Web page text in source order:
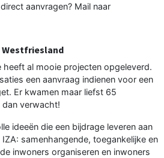
aanvragen? Mail naar
Westfriesland
heeft al mooie projecten opgeleverd.
een aanvraag indienen voor een
Er kwamen maar liefst 65
dan verwacht!
ideeën die een bijdrage leveren aan
samenhangende, toegankelijke en
inwoners organiseren en inwoners